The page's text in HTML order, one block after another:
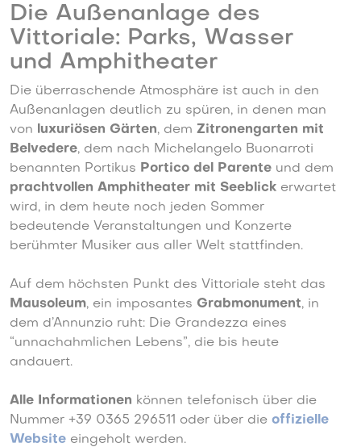
Die Außenanlage des
Vittoriale: Parks, Wasser
und Amphitheater
Die überraschende Atmosphäre ist auch in den
Außenanlagen deutlich zu spüren, in denen man
von luxuriösen Gärten, dem Zitronengarten mit
Belvedere, dem nach Michelangelo Buonarroti
benannten Portikus Portico del Parente und dem
prachtvollen Amphitheater mit Seeblick erwartet
wird, in dem heute noch jeden Sommer
bedeutende Veranstaltungen und Konzerte
berühmter Musiker aus aller Welt stattfinden.
Auf dem höchsten Punkt des Vittoriale steht das
Mausoleum, ein imposantes Grabmonument, in
dem d’Annunzio ruht: Die Grandezza eines
“unnachahmlichen Lebens”, die bis heute
andauert.
Alle Informationen können telefonisch über die
Nummer +39 0365 296511 oder über die offizielle
Website eingeholt werden.